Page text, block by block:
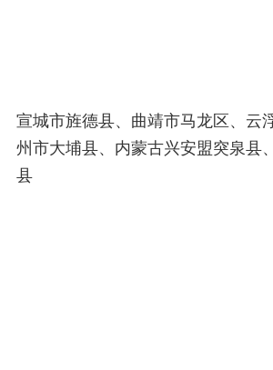
宣城市旌德县、曲靖市马龙区、云
州市大埔县、内蒙古兴安盟突泉县
县